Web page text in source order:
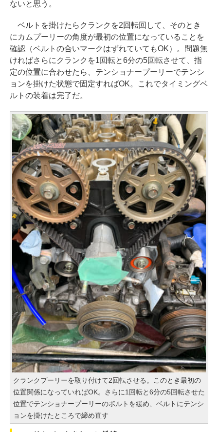
ないと思う。
ベルトを掛けたらクランクを2回転回して、そのとき
にカムプーリーの角度が最初の位置になっていることを
確認（ベルトの合いマークはずれていてもOK）。問題無
ければさらにクランクを1回転と6分の5回転させて、指
定の位置に合わせたら、テンショナープーリーでテンシ
ョンを掛けた状態で固定すればOK。これでタイミングベ
ルトの装着は完了だ。
クランクプーリーを取り付けて2回転させる。このとき最初の
位置関係になっていればOK。さらに1回転と6分の5回転させた
位置でテンショナープーリーのボルトを緩め、ベルトにテンシ
ョンを掛けたところで締め直す